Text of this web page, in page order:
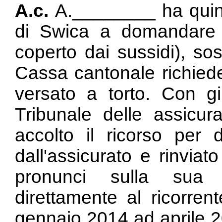
A.c. A.________ ha
di Swica a
coperto dai sussidi),
Cassa cantonale
versato a torto. Con
Tribunale delle
accolto il ricorso per
dall'assicurato e
pronunci sulla sua
direttamente al